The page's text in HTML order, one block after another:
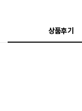
상품후기